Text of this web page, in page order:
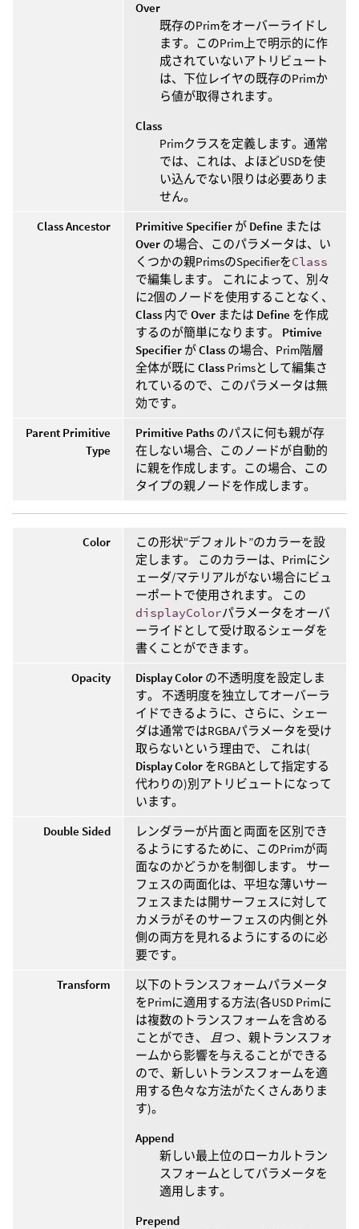
Over
既存のPrimをオーバーライドし
ます。このPrim上で明示的に作
成されていないアトリビュート
は、下位レイヤの既存のPrimか
ら値が取得されます。
Class
Primクラスを定義します。通常
では、これは、よほどUSDを使
い込んでない限りは必要ありま
せん。
Class Ancestor
Primitive Specifier が Define または
Over の場合、このパラメータは、い
くつかの親PrimsのSpecifierをClass
で編集します。 これによって、別々
に2個のノードを使用することなく、
Class 内で Over または Define を作成
するのが簡単になります。 Ptimive
Specifier がClass の場合、Prim階層
全体が既に Class Primsとして編集さ
れているので、このパラメータは無
効です。
Parent Primitive
Type
Primitive Paths のパスに何も親が存
在しない場合、このノードが自動的
に親を作成します。この場合、この
タイプの親ノードを作成します。
Color
この形状“デフォルト”のカラーを設
定します。 このカラーは、Primにシ
ェーダ/マテリアルがない場合にビュ
ーポートで使用されます。 この
displayColorパラメータをオーバ
ーライドとして受け取るシェーダを
書くことができます。
Opacity
Display Color の不透明度を設定しま
す。 不透明度を独立してオーバーラ
イドできるように、さらに、シェー
ダは通常ではRGBAパラメータを受け
取らないという理由で、 これは(
Display Color をRGBAとして指定する
代わりの)別アトリビュートになって
います。
Double Sided
レンダラーが片面と両面を区別でき
るようにするために、このPrimが両
面なのかどうかを制御します。 サー
フェスの両面化は、平坦な薄いサー
フェスまたは開サーフェスに対して
カメラがそのサーフェスの内側と外
側の両方を見れるようにするのに必
要です。
Transform
以下のトランスフォームパラメータ
をPrimに適用する方法(各USD Primに
は複数のトランスフォームを含める
ことができ、
且つ 、親トランスフォ
ームから影響を与えることができる
ので、新しいトランスフォームを適
用する色々な方法がたくさんありま
す)。
Append
新しい最上位のローカルトラン
スフォームとしてパラメータを
適用します。
Prepend